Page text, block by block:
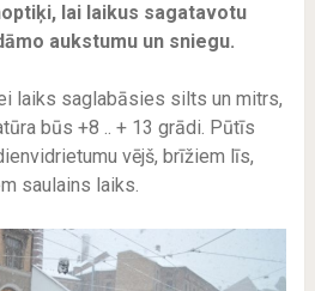
lai laikus sagatavotu
aukstumu un sniegu.
laiks saglabāsies silts un mitrs,
būs +8 .. + 13 grādi. Pūtīs
vējš, brīžiem līs,
saulains laiks.